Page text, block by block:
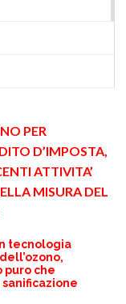
PER
D’IMPOSTA,
ATTIVITA’
MISURA DEL
tecnologia
puro che